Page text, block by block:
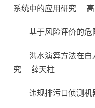
系统中的应用研究
基于风险评价的
洪水演算方法在
究 薛天柱
违规排污口侦测